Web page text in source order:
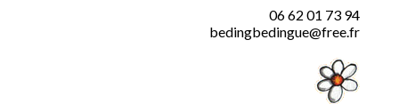
06 62 01 73 94
bedingbedingue@free.fr